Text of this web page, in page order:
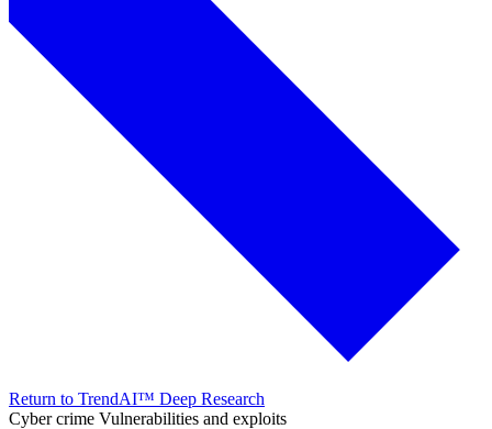
Return to TrendAI™ Deep Research
Cyber crime Vulnerabilities and exploits